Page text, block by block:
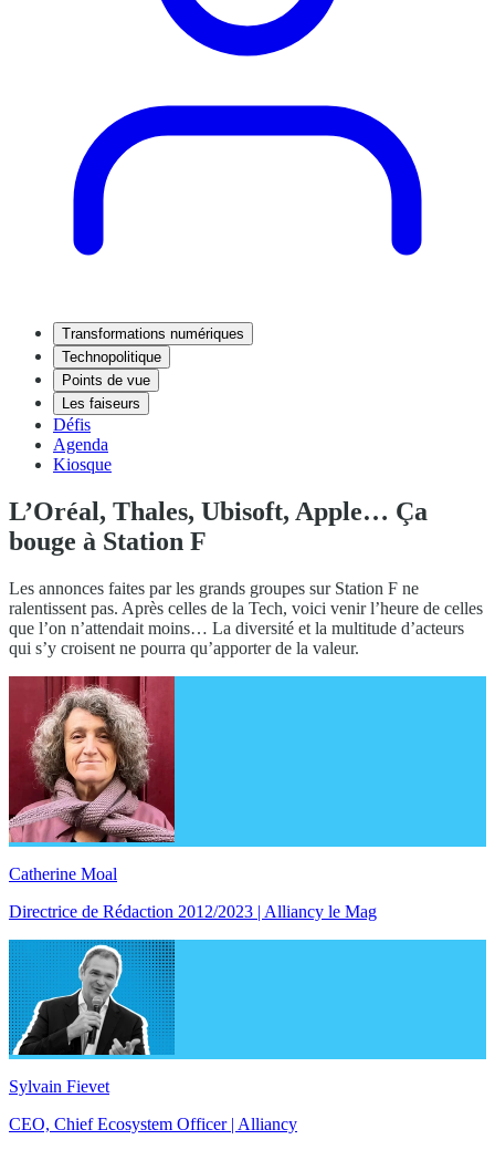
Transformations numériques
Technopolitique
Points de vue
Les faiseurs
Défis
Agenda
Kiosque
L’Oréal, Thales, Ubisoft, Apple… Ça
bouge à Station F
Les annonces faites par les grands groupes sur Station F ne
ralentissent pas. Après celles de la Tech, voici venir l’heure de celles
que l’on n’attendait moins… La diversité et la multitude d’acteurs
qui s’y croisent ne pourra qu’apporter de la valeur.
Catherine Moal
Directrice de Rédaction 2012/2023 | Alliancy le Mag
Sylvain Fievet
CEO, Chief Ecosystem Officer | Alliancy